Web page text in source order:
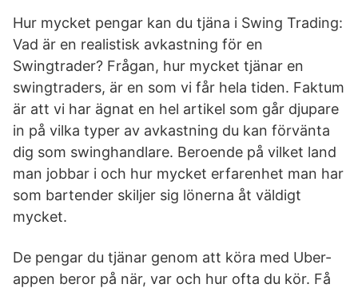
Hur mycket pengar kan du tjäna i Swing Trading:
Vad är en realistisk avkastning för en
Swingtrader? Frågan, hur mycket tjänar en
swingtraders, är en som vi får hela tiden. Faktum
är att vi har ägnat en hel artikel som går djupare
in på vilka typer av avkastning du kan förvänta
dig som swinghandlare. Beroende på vilket land
man jobbar i och hur mycket erfarenhet man har
som bartender skiljer sig lönerna åt väldigt
mycket.
De pengar du tjänar genom att köra med Uber-
appen beror på när, var och hur ofta du kör. Få